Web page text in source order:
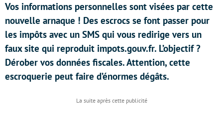
Vos informations personnelles sont visées par cette
nouvelle arnaque ! Des escrocs se font passer pour
les impôts avec un SMS qui vous redirige vers un
faux site qui reproduit impots.gouv.fr. L’objectif ?
Dérober vos données fiscales. Attention, cette
escroquerie peut faire d’énormes dégâts.